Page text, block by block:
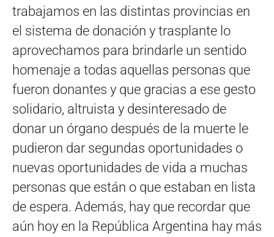
trabajamos en las distintas provincias en
el sistema de donación y trasplante lo
aprovechamos para brindarle un sentido
homenaje a todas aquellas personas que
fueron donantes y que gracias a ese gesto
solidario, altruista y desinteresado de
donar un órgano después de la muerte le
pudieron dar segundas oportunidades o
nuevas oportunidades de vida a muchas
personas que están o que estaban en lista
de espera. Además, hay que recordar que
aún hoy en la República Argentina hay más